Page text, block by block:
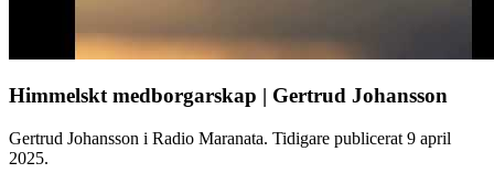
Himmelskt medborgarskap | Gertrud Johansson
Gertrud Johansson i Radio Maranata. Tidigare publicerat 9 april
2025.